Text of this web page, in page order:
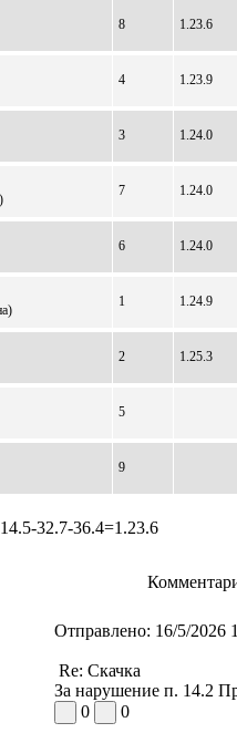
8 1.23.6
4 1.23.9
3 1.24.0
7 1.24.0
6 1.24.0
1 1.24.9
2 1.25.3
5
9
14.5-32.7-36.4=1.23.6
Отправлено: 16/5/2026
Re: Скачка
За нарушение п. 14.2
0
0